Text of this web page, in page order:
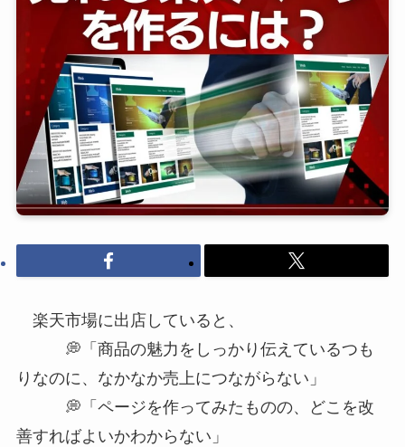
楽天市場に出店していると、
💭「商品の魅力をしっかり伝えているつも
りなのに、なかなか売上につながらない」
💭「ページを作ってみたものの、どこを改
善すればよいかわからない」